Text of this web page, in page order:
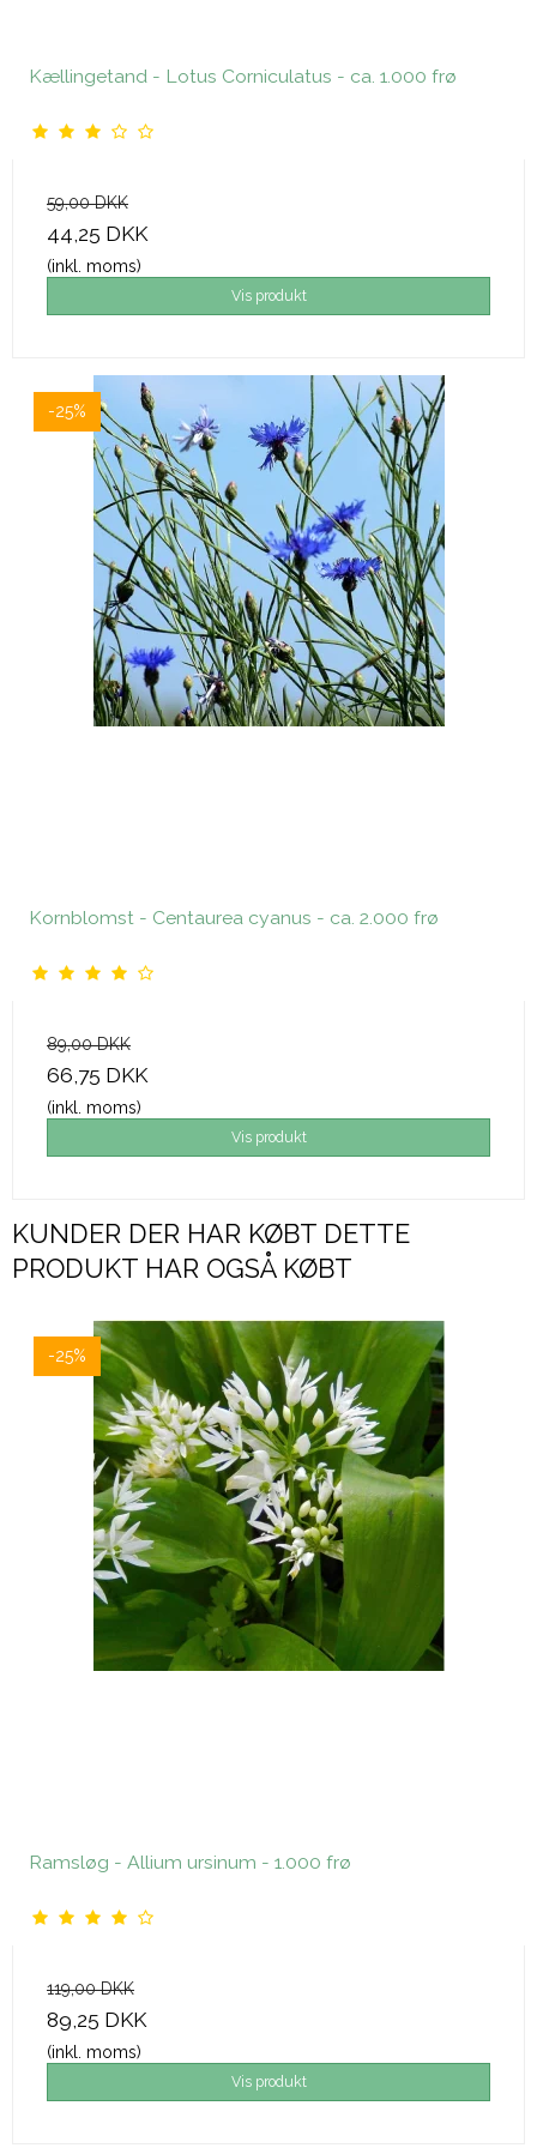
Kællingetand - Lotus Corniculatus - ca. 1.000 frø
59,00 DKK
44,25 DKK
(inkl. moms)
Vis produkt
-25%
Kornblomst - Centaurea cyanus - ca. 2.000 frø
89,00 DKK
66,75 DKK
(inkl. moms)
Vis produkt
KUNDER DER HAR KØBT DETTE
PRODUKT HAR OGSÅ KØBT
-25%
Ramsløg - Allium ursinum - 1.000 frø
119,00 DKK
89,25 DKK
(inkl. moms)
Vis produkt